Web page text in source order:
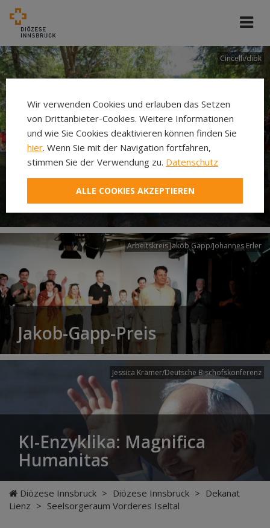
Cincelli/dibk
Neuer Pilgerweg Via
Laudato si’
Arbeitskreis Jakob Gapp/Johannes Erler
Jakob-Gapp-Preis
Jessica Krämer/Deutsche Bischofskonferenz
KI-Enzyklika: Magnifica
Humanitas
Diözese Innsbruck > Diözese Innsbruck > Dekanat
Lienz > Seelsorgeraum Vorderes Iseltal
Wir verwenden Cookies und erlauben das Setzen
von Drittanbieter-Cookies. Weitere Informationen
und wie Sie Cookies deaktivieren können finden Sie
hier. Wenn Sie mit der Navigation fortfahren,
stimmen Sie der Verwendung zu. Datenschutz
ALLE COOKIES AKZEPTIEREN